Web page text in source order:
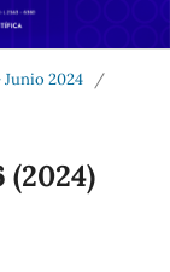
Junio 2024
/
(2024)